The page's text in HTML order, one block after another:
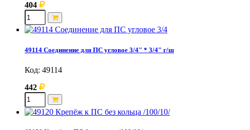
404
49114 Соединение для ПС угловое 3/4" * 3/4" г/ш
Код: 49114
442